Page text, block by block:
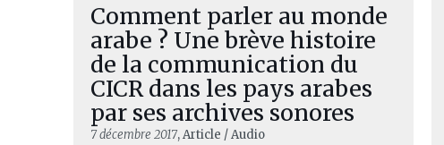
Comment parler au monde
arabe ? Une brève histoire
de la communication du
CICR dans les pays arabes
par ses archives sonores
7 décembre 2017, Article / Audio